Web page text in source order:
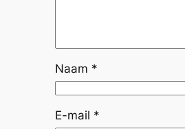
Naam *
E-mail *